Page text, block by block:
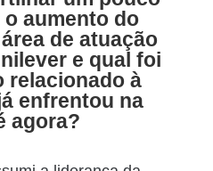
aumento do
de atuação
e qual foi
relacionado à
enfrentou na
agora?